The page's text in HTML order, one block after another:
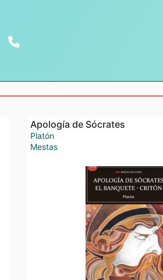
Apología de Sócrates
Platón
Mestas